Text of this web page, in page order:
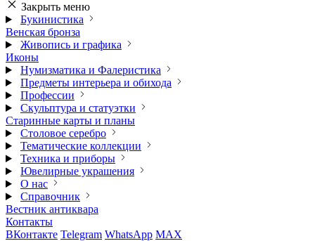
Закрыть меню
Букинистика
Венская бронза
Живопись и графика
Иконы
Нумизматика и Фалеристика
Предметы интерьера и обихода
Профессии
Скульптура и статуэтки
Старинные карты и планы
Столовое серебро
Тематические коллекции
Техника и приборы
Ювелирные украшения
О нас
Справочник
Вестник антиквара
Контакты
ВКонтакте Telegram WhatsApp MAX